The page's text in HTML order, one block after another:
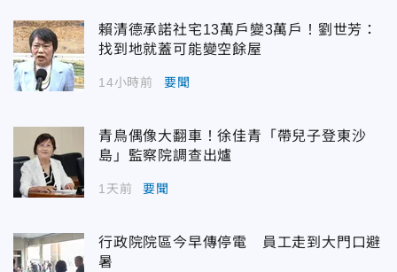
賴清德承諾社宅13萬戶變3萬戶！劉世芳：
找到地就蓋可能變空餘屋
14小時前 要聞
青鳥偶像大翻車！徐佳青「帶兒子登東沙
島」監察院調查出爐
1天前 要聞
行政院院區今早傳停電 員工走到大門口避
暑